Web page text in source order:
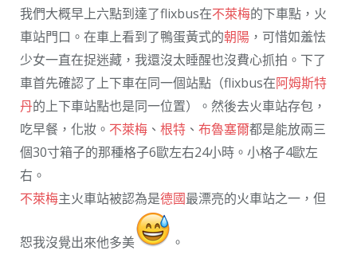
我們大概早上六點到達了flixbus在不萊梅的下車點，火
車站門口。在車上看到了鴨蛋黃式的朝陽 ，可惜如羞怯
少女一直在捉迷藏，我還沒太睡醒也沒費心抓拍。下了
車首先確認了上下車在同一個站點（flixbus在阿姆斯特
丹的上下車站點也是同一位置）。然後去火車站存包，
吃早餐，化妝。 不萊梅 、 根特 、 布魯塞爾都是能放兩三
個30寸箱子的那種格子6歐左右24小時。小格子4歐左
右。
不萊梅主火車站被認為是德國最漂亮的火車站之一，但
恕我沒覺出來他多美 。